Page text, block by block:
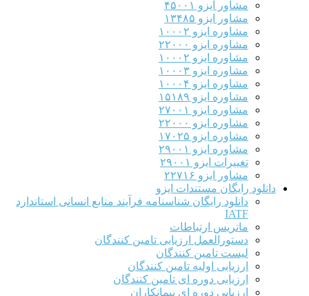
مشاور ایزو ۴۵۰۰۱
مشاور ایزو ۱۳۴۸۵
مشاوره ایزو ۱۰۰۰۲
مشاوره ایزو ۲۲۰۰۰
مشاوره ایزو ۱۰۰۰۲
مشاوره ایزو ۱۰۰۰۳
مشاوره ایزو ۱۰۰۰۴
مشاوره ایزو ۱۵۱۸۹
مشاوره ایزو ۲۷۰۰۱
مشاوره ایزو ۲۲۰۰۰
مشاوره ایزو ۱۷۰۲۵
مشاوره ایزو ۲۹۰۰۱
تغییرات ایزو ۲۹۰۰۱
مشاور ایزو ۲۲۷۱۶
دانلود رایگان مستندات ایزو
دانلود رایگان شناسنامه فرآیند منابع انسانی استاندارد
IATF
ماتریس ارتباطات
دستورالعمل ارزیابی تامین کنندگان
لیست تامین کنندگان
ارزیابی اولیه تامین کنندگان
ارزیابی دوره ای تامین کنندگان
ارزیابی دوره ای پیمانکاران